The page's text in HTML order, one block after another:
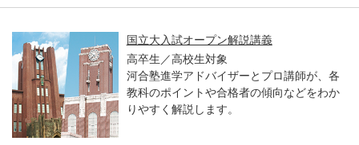
国立大入試オープン解説講義
高卒生／高校生対象
河合塾進学アドバイザーとプロ講師が、各
教科のポイントや合格者の傾向などをわか
りやすく解説します。